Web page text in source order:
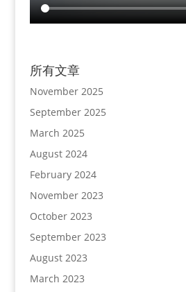
所有文章
November 2025
September 2025
March 2025
August 2024
February 2024
November 2023
October 2023
September 2023
August 2023
March 2023